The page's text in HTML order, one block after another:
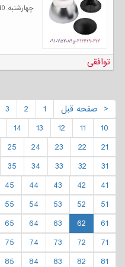
چهارشنبه 10 اسفند 1401
توافقی
< صفحه قبل 1
2
3
10
11
12
13
14
21
22
23
24
25
31
32
33
34
35
41
42
43
44
45
51
52
53
54
55
61
62
63
64
65
71
72
73
74
75
81
82
83
84
85